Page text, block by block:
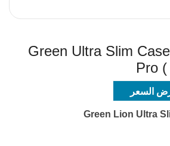
Green Ultra Slim
Pro
السعر
Green Lion Ultra